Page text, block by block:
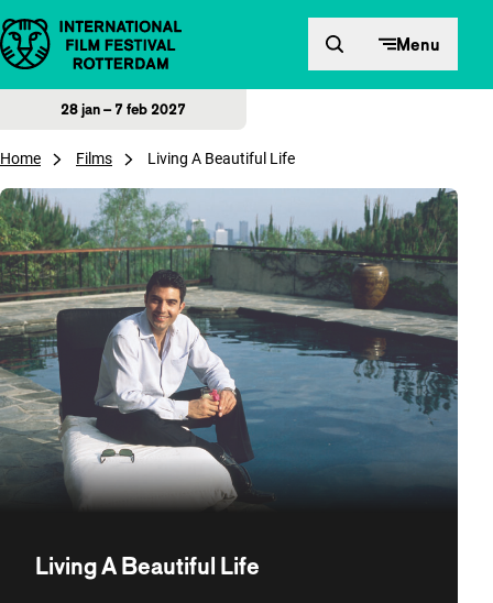
Direct naar inhoud Menu
28 jan – 7 feb 2027
Home Films Living A Beautiful Life
Living A Beautiful Life